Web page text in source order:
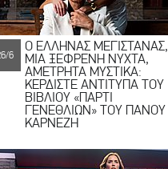
6
Ο ΕΛΛΗΝΑΣ ΜΕΓΙΣΤΑΝΑΣ,
ΜΙΑ ΞΕΦΡΕΝΗ ΝΥΧΤΑ,
ΑΜΕΤΡΗΤΑ ΜΥΣΤΙΚΑ:
ΚΕΡΔΙΣΤΕ ΑΝΤΙΤΥΠΑ ΤΟΥ
ΒΙΒΛΙΟΥ «ΠΑΡΤΙ
ΓΕΝΕΘΛΙΩΝ» ΤΟΥ ΠΑΝΟΥ
ΚΑΡΝΕΖΗ